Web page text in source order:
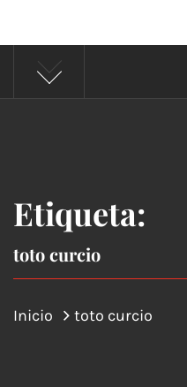
Etiqueta:
toto curcio
Inicio toto curcio